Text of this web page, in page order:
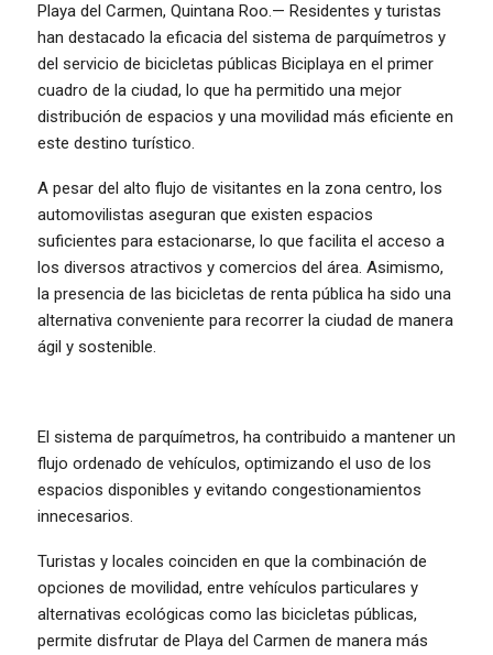
Playa del Carmen, Quintana Roo.— Residentes y turistas
han destacado la eficacia del sistema de parquímetros y
del servicio de bicicletas públicas Biciplaya en el primer
cuadro de la ciudad, lo que ha permitido una mejor
distribución de espacios y una movilidad más eficiente en
este destino turístico.
A pesar del alto flujo de visitantes en la zona centro, los
automovilistas aseguran que existen espacios
suficientes para estacionarse, lo que facilita el acceso a
los diversos atractivos y comercios del área. Asimismo,
la presencia de las bicicletas de renta pública ha sido una
alternativa conveniente para recorrer la ciudad de manera
ágil y sostenible.
El sistema de parquímetros, ha contribuido a mantener un
flujo ordenado de vehículos, optimizando el uso de los
espacios disponibles y evitando congestionamientos
innecesarios.
Turistas y locales coinciden en que la combinación de
opciones de movilidad, entre vehículos particulares y
alternativas ecológicas como las bicicletas públicas,
permite disfrutar de Playa del Carmen de manera más